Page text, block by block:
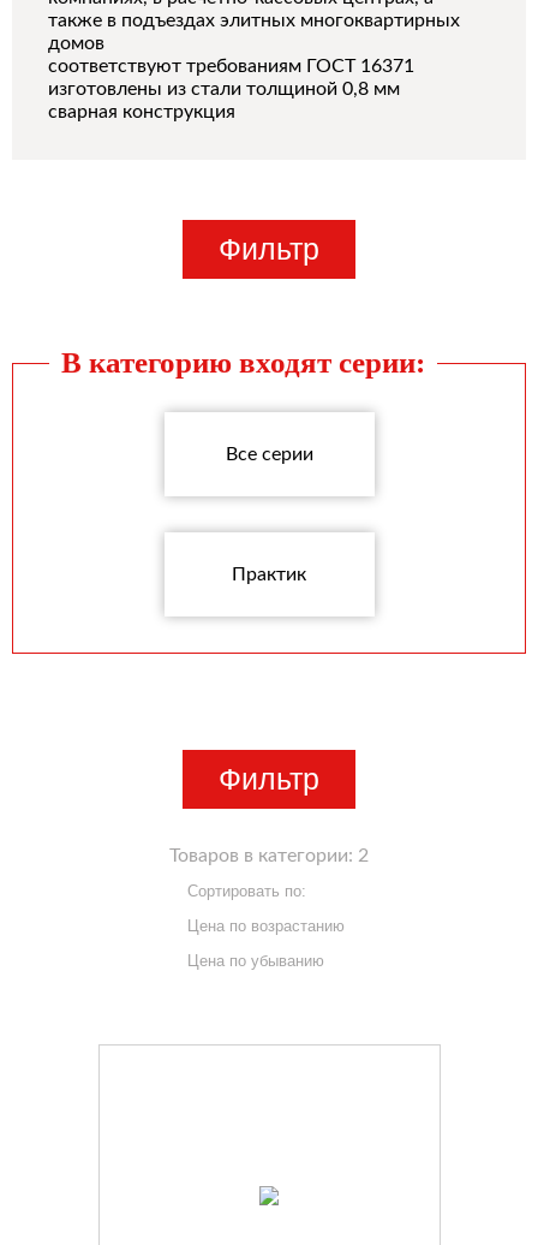
также в подъездах элитных многоквартирных
домов
соответствуют требованиям ГОСТ 16371
изготовлены из стали толщиной 0,8 мм
сварная конструкция
Фильтр
В категорию входят серии:
Все серии
Практик
Фильтр
Товаров в категории: 2
Сортировать по:
Цена по возрастанию
Цена по убыванию